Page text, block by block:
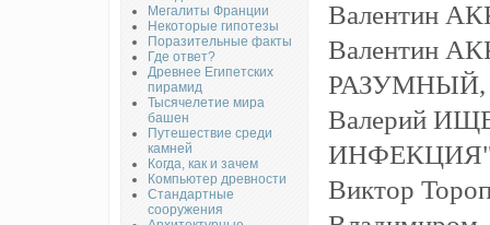
Мегалиты Франции
Некоторые гипотезы
Поразительные факты
Где ответ?
Древнее Египетских
пирамид
Тысячелетие мира
башен
Путешествие среди
камней
Когда, как и зачем
Компьютер древности
Стандартные
сооружения
Валентин
Валентин
Валерий
Виктор